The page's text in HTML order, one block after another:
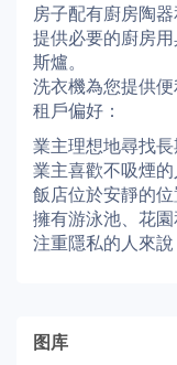
房子配有廚房陶器
提供必要的廚房
斯爐。
洗衣機為您提供便
租戶偏好：
業主理想地尋找長
業主喜歡不吸煙的
飯店位於安靜的位
擁有游泳池、花
注重隱私的人來說
图库